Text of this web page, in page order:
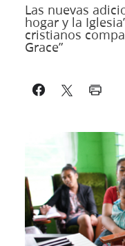
Las nuevas
hogar y la
cristianos
Grace”